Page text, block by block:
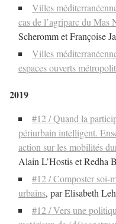
Villes
cas de l’agriparc du
Scheromm et Françoise
Villes
espaces ouverts
2019
#12 / Quand la
périurbain intelligent.
action sur les mobilités
Alain L’Hostis et Redha
#12 / Composter soi-
urbains, par Elisabeth
#12 / Vers une